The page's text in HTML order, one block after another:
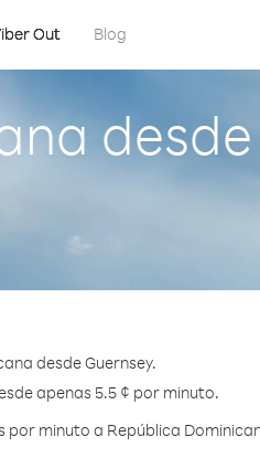
Out Blog
desde Guernsey.
apenas 5.5 ¢ por minuto.
minuto a República